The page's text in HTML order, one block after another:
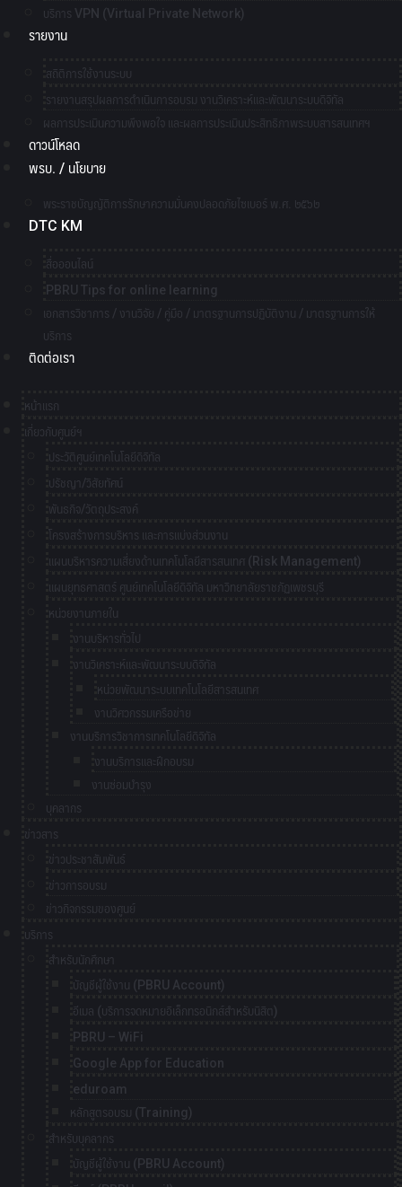
บริการ VPN (Virtual Private Network)
รายงาน
สถิติการใช้งานระบบ
รายงานสรุปผลการดำเนินการอบรม งานวิเคราะห์และพัฒนาระบบดิจิทัล
ผลการประเมินความพึงพอใจ และผลการประเมินประสิทธิภาพระบบสารสนเทศฯ
ดาวน์โหลด
พรบ. / นโยบาย
พระราชบัญญัติการรักษาความมั่นคงปลอดภัยไซเบอร์ พ.ศ. ๒๕๖๒
DTC KM
สื่อออนไลน์
PBRU Tips for online learning
เอกสารวิชาการ / งานวิจัย / คู่มือ / มาตรฐานการปฏิบัติงาน / มาตรฐานการให้
บริการ
ติดต่อเรา
หน้าแรก
เกี่ยวกับศูนย์ฯ
ประวัติศูนย์เทคโนโลยีดิจิทัล
ปรัชญา/วิสัยทัศน์
พันธกิจ/วัตถุประสงค์
โครงสร้างการบริหาร และการแบ่งส่วนงาน
แผนบริหารความเสี่ยงด้านเทคโนโลยีสารสนเทศ (Risk Management)
แผนยุทธศาสตร์ ศูนย์เทคโนโลยีดิจิทัล มหาวิทยาลัยราชภัฏเพชรบุรี
หน่วยงานภายใน
งานบริหารทั่วไป
งานวิเคราะห์และพัฒนาระบบดิจิทัล
หน่วยพัฒนาระบบเทคโนโลยีสารสนเทศ
งานวิศวกรรมเครือข่าย
งานบริการวิชาการเทคโนโลยีดิจิทัล
งานบริการและฝึกอบรม
งานซ่อมบำรุง
บุคลากร
ข่าวสาร
ข่าวประชาสัมพันธ์
ข่าวการอบรม
ข่าวกิจกรรมของศูนย์
บริการ
สำหรับนักศึกษา
บัญชีผู้ใช้งาน (PBRU Account)
อีเมล (บริการจดหมายอิเล็กทรอนิกส์สำหรับนิสิต)
PBRU – WiFi
Google App for Education
eduroam
หลักสูตรอบรม (Training)
สำหรับบุคลากร
บัญชีผู้ใช้งาน (PBRU Account)